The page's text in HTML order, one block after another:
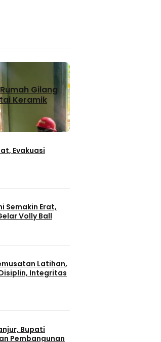
Gilang
Keramik
Evakuasi
Semakin Erat,
Volly Ball
Latihan,
Integritas
Bupati
Pembangunan